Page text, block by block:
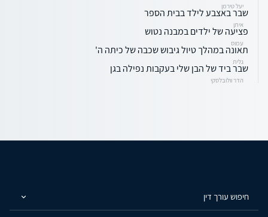
יעל טירמן
שבר באצבע לילד בבית הספר
איתן
פציעה של ילדים במבנה נטוש
עמוס
תאונה במהלך טיול גיבוש שכבה של כיתה ה'
גלית
שבר ביד של הבן שלי בעקבות נפילה בגן
הדר וולובלסקי
חיפוש עורך דין